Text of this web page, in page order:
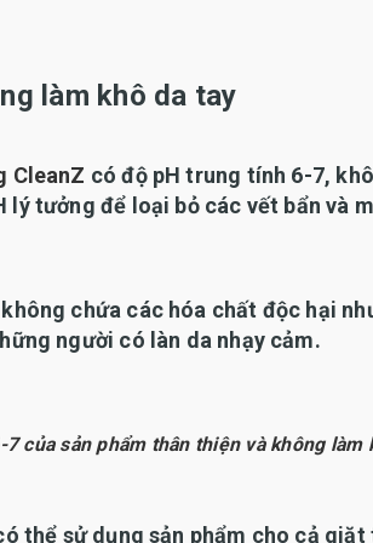
làm khô da tay
CleanZ có độ pH trung tính 6-7,
lý tưởng để loại bỏ các vết bẩn và
chứa các hóa chất độc hại
người có làn da nhạy cảm.
của sản phẩm thân thiện và không làm
thể sử dụng sản phẩm cho cả